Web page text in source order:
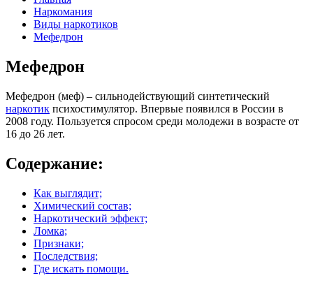
Наркомания
Виды наркотиков
Мефедрон
Мефедрон
Мефедрон (меф) – сильнодействующий синтетический
наркотик психостимулятор. Впервые появился в России в
2008 году. Пользуется спросом среди молодежи в возрасте от
16 до 26 лет.
Содержание:
Как выглядит;
Химический состав;
Наркотический эффект;
Ломка;
Признаки;
Последствия;
Где искать помощи.